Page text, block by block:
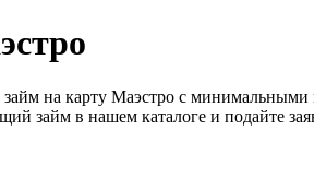
на карту Маэстро с
займ в нашем каталоге и подайте